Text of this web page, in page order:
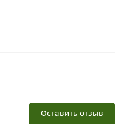
Оставить отзыв